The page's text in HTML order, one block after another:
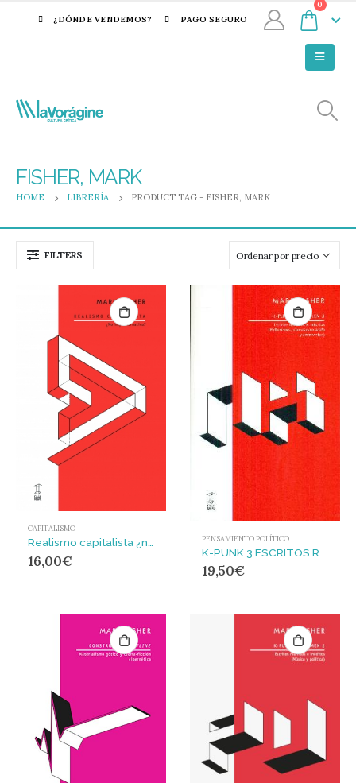
¿DÓNDE VENDEMOS? PAGO SEGURO
0
FISHER, MARK
HOME LIBRERÍA PRODUCT TAG - FISHER, MARK
FILTERS
CAPITALISMO
16,00€
PENSAMIENTO POLÍTICO
19,50€